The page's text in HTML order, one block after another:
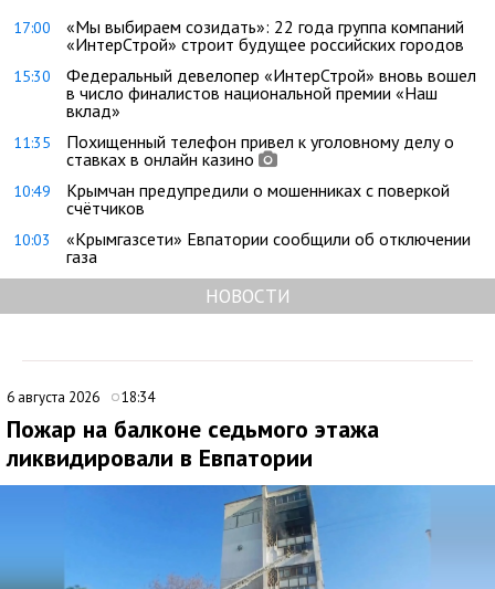
17:00
«Мы выбираем созидать»: 22 года группа компаний
«ИнтерСтрой» строит будущее российских городов
15:30
Федеральный девелопер «ИнтерСтрой» вновь вошел
в число финалистов национальной премии «Наш
вклад»
11:35
Похищенный телефон привел к уголовному делу о
ставках в онлайн казино
10:49
Крымчан предупредили о мошенниках с поверкой
счётчиков
10:03
«Крымгазсети» Евпатории сообщили об отключении
газа
НОВОСТИ
6 августа 2026 18:34
Пожар на балконе седьмого этажа
ликвидировали в Евпатории